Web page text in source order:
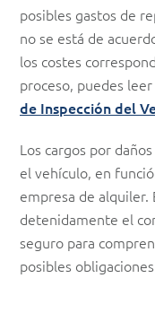
posibles gastos de
no se está de
los costes
proceso, puedes
de Inspección del
Los cargos por
el vehículo, en
empresa de alquiler.
detenidamente el
seguro para
posibles